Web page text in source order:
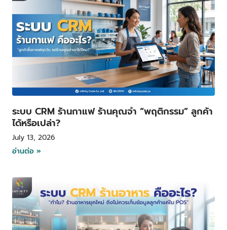
ระบบ CRM ร้านกาแฟ ร้านคุณจำ “พฤติกรรม” ลูกค้า
ได้หรือเปล่า?
July 13, 2026
อ่านต่อ »